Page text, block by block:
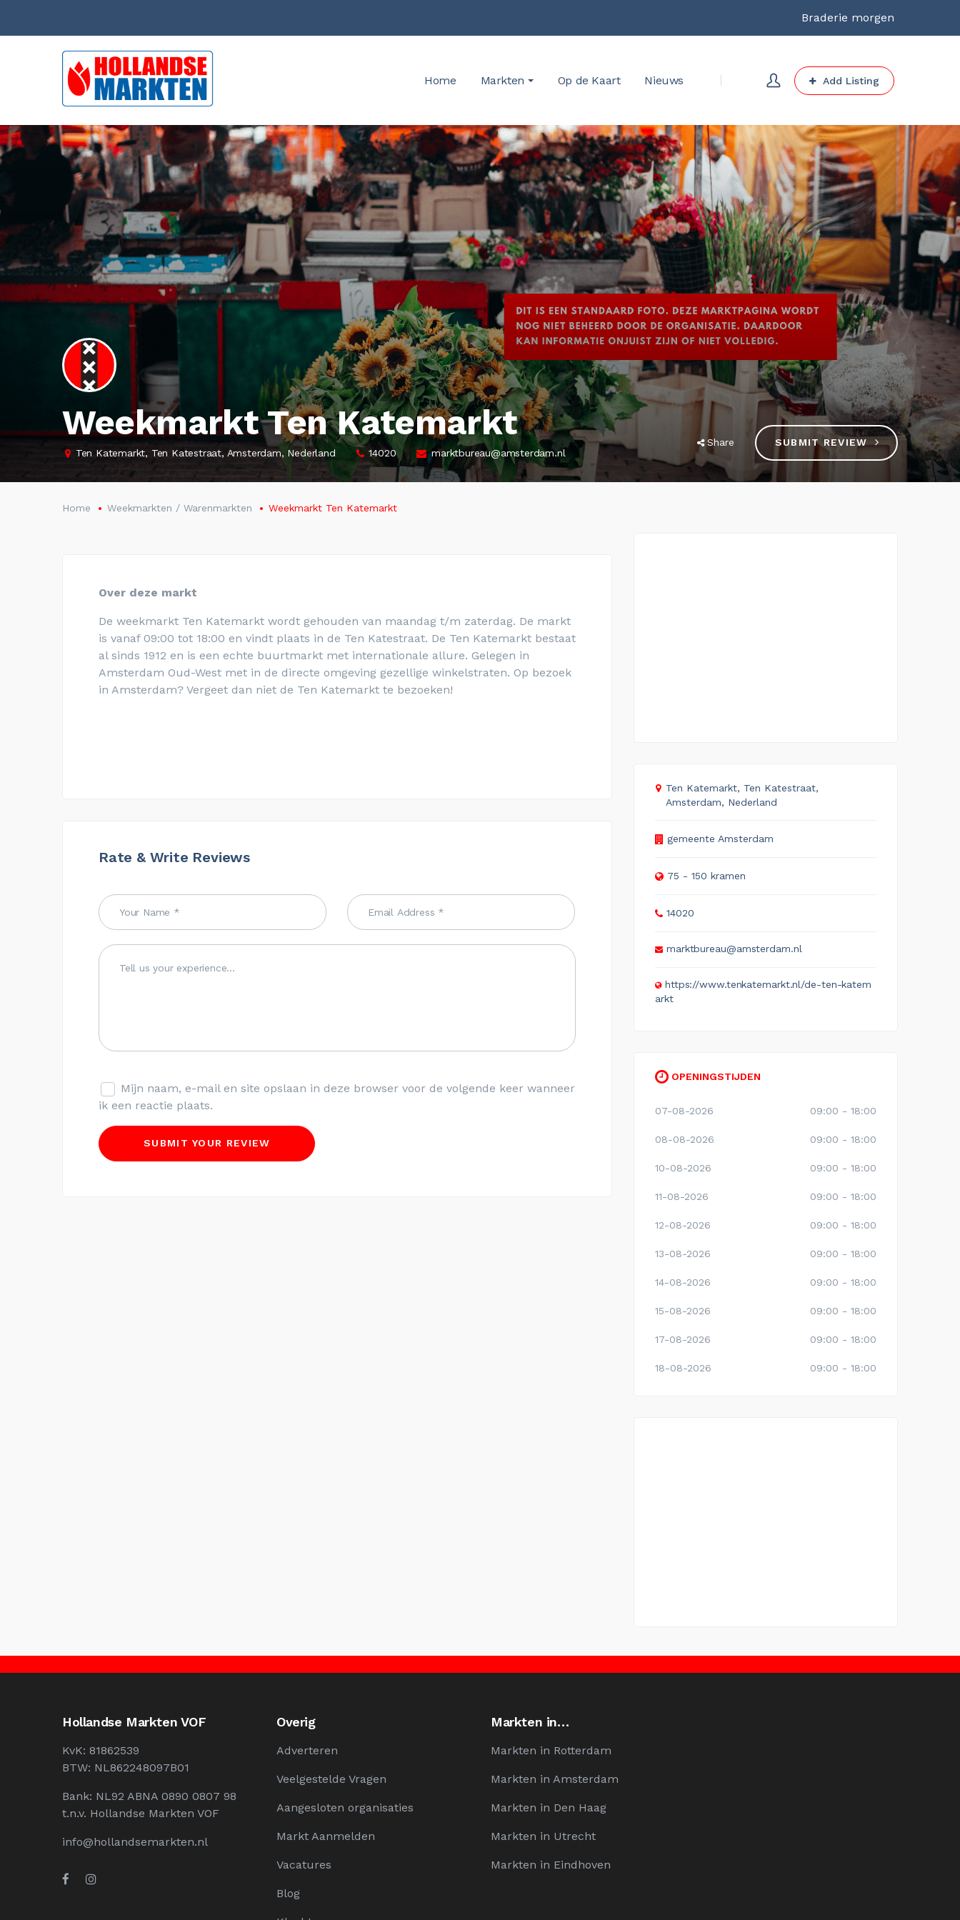
Braderie morgen
Home Markten Op de Kaart Nieuws Add Listing
Weekmarkt Ten Katemarkt
Ten Katemarkt, Ten Katestraat, Amsterdam, Nederland 14020 markt­bu­reau@am­ster­dam.nl
Share SUBMIT REVIEW
Home Weekmarkten / Warenmarkten Weekmarkt Ten Katemarkt
Over deze markt
De weekmarkt Ten Katemarkt wordt gehouden van maandag t/m zaterdag. De markt
is vanaf 09:00 tot 18:00 en vindt plaats in de Ten Katestraat. De Ten Katemarkt bestaat
al sinds 1912 en is een echte buurtmarkt met internationale allure. Gelegen in
Amsterdam Oud-West met in de directe omgeving gezellige winkelstraten. Op bezoek
in Amsterdam? Vergeet dan niet de Ten Katemarkt te bezoeken!
Rate & Write Reviews
Mijn naam, e-mail en site opslaan in deze browser voor de volgende keer wanneer
ik een reactie plaats.
Ten Katemarkt, Ten Katestraat,
Amsterdam, Nederland
gemeente Amsterdam
75 - 150 kramen
14020
markt­bu­reau@am­ster­dam.nl
https://www.tenkatemarkt.nl/de-ten-katem
arkt
OPENINGSTIJDEN
07-08-2026 09:00 - 18:00
08-08-2026 09:00 - 18:00
10-08-2026 09:00 - 18:00
11-08-2026 09:00 - 18:00
12-08-2026 09:00 - 18:00
13-08-2026 09:00 - 18:00
14-08-2026 09:00 - 18:00
15-08-2026 09:00 - 18:00
17-08-2026 09:00 - 18:00
18-08-2026 09:00 - 18:00
Hollandse Markten VOF
KvK: 81862539
BTW: NL862248097B01
Bank: NL92 ABNA 0890 0807 98
t.n.v. Hollandse Markten VOF
info@hollandsemarkten.nl
Overig
Adverteren
Veelgestelde Vragen
Aangesloten organisaties
Markt Aanmelden
Vacatures
Blog
Markten in…
Markten in Rotterdam
Markten in Amsterdam
Markten in Den Haag
Markten in Utrecht
Markten in Eindhoven